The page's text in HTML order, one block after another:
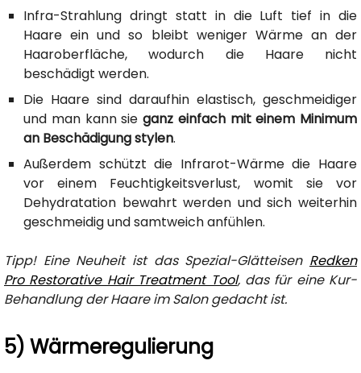
Infra-Strahlung dringt statt in die Luft tief in die
Haare ein und so bleibt weniger Wärme an der
Haaroberfläche, wodurch die Haare nicht
beschädigt werden.
Die Haare sind daraufhin elastisch, geschmeidiger
und man kann sie ganz einfach mit einem Minimum
an Beschädigung stylen.
Außerdem schützt die Infrarot-Wärme die Haare
vor einem Feuchtigkeitsverlust, womit sie vor
Dehydratation bewahrt werden und sich weiterhin
geschmeidig und samtweich anfühlen.
Tipp! Eine Neuheit ist das Spezial-Glätteisen Redken
Pro Restorative Hair Treatment Tool, das für eine Kur-
Behandlung der Haare im Salon gedacht ist.
5) Wärmeregulierung